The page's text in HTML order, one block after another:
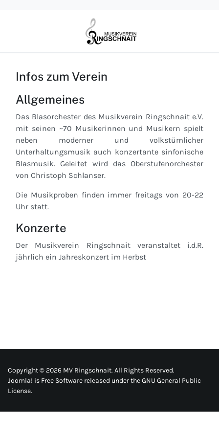
Infos zum Verein
Allgemeines
Das Blasorchester des Musikverein Ringschnait e.V.
mit seinen ~70 Musikerinnen und Musikern spielt
neben moderner und volkstümlicher
Unterhaltungsmusik auch konzertante sinfonische
Blasmusik. Geleitet wird das Oberstufenorchester
von Christoph Schlanser.
Die Musikproben finden immer freitags von 20-22
Uhr statt.
Konzerte
Der Musikverein Ringschnait veranstaltet i.d.R.
jährlich ein Jahreskonzert im Herbst
Copyright © 2026 MV Ringschnait. All Rights Reserved.
Joomla! is Free Software released under theGNU General Public
License.